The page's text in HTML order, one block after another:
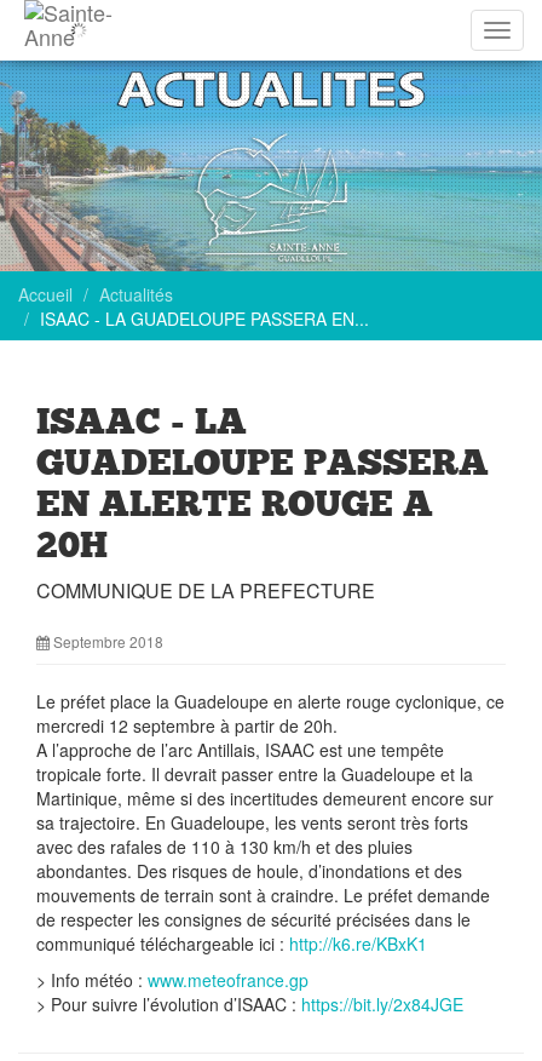
la
Accueil
Actualités
ISAAC - LA GUADELOUPE PASSERA EN...
ISAAC - LA
GUADELOUPE PASSERA
EN ALERTE ROUGE A
20H
COMMUNIQUE DE LA PREFECTURE
Septembre 2018
Le préfet place la Guadeloupe en alerte rouge cyclonique, ce
mercredi 12 septembre à partir de 20h.
A l’approche de l’arc Antillais, ISAAC est une tempête
tropicale forte. Il devrait passer entre la Guadeloupe et la
Martinique, même si des incertitudes demeurent encore sur
sa trajectoire. En Guadeloupe, les vents seront très forts
avec des rafales de 110 à 130 km/h et des pluies
abondantes. Des risques de houle, d’inondations et des
mouvements de terrain sont à craindre. Le préfet demande
de respecter les consignes de sécurité précisées dans le
communiqué téléchargeable ici : http://k6.re/KBxK1
> Info météo : www.meteofrance.gp
> Pour suivre l’évolution d’ISAAC : https://bit.ly/2x84JGE